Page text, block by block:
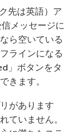
先は英語）ア
メッセージに
ら空いている
ラインになる
」ボタンをタ
きます。
があります
ていません。